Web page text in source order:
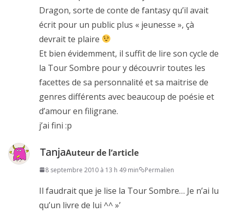
Dragon, sorte de conte de fantasy qu’il avait
écrit pour un public plus « jeunesse », çà
devrait te plaire
Et bien évidemment, il suffit de lire son cycle de
la Tour Sombre pour y découvrir toutes les
facettes de sa personnalité et sa maitrise de
genres différents avec beaucoup de poésie et
d’amour en filigrane.
j’ai fini :p
TanjaAuteur de l’article
8 septembre 2010 à 13 h 49 min Permalien
Il faudrait que je lise la Tour Sombre… Je n’ai lu
qu’un livre de lui ^^ »’